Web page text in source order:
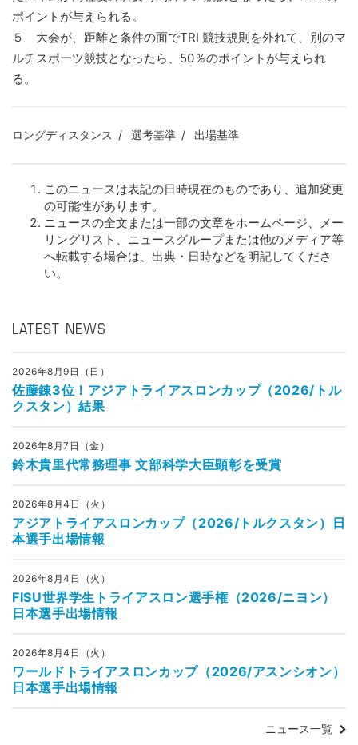
ポイントが与えられる。
５ 大会が、距離と条件の面でTRI 競技規則を外れて、別のマ
ルチスポーツ競技となったら、50％のポイントが与えられ
る。
ロングディスタンス 選考基準 出場基準
このニュースは表記の日時現在のものであり、追加変更
の可能性があります。
ニュースの全文または一部の文章をホームページ、メー
リングリスト、ニュースグループまたは他のメディア等
へ転載する場合は、出典・日時などを明記してくださ
い。
LATEST NEWS
2026年8月9日（日）
佐藤錬3位！アジアトライアスロンカップ（2026/トル
クスタン）結果
2026年8月7日（金）
鈴木貴里代常務理事 文部科学大臣顕彰を受賞
2026年8月4日（火）
アジアトライアスロンカップ（2026/トルクスタン）日
本選手出場情報
2026年8月4日（火）
FISU世界学生トライアスロン選手権（2026/ニヨン）
日本選手出場情報
2026年8月4日（火）
ワールドトライアスロンカップ（2026/アスンシオン）
日本選手出場情報
ニュース一覧